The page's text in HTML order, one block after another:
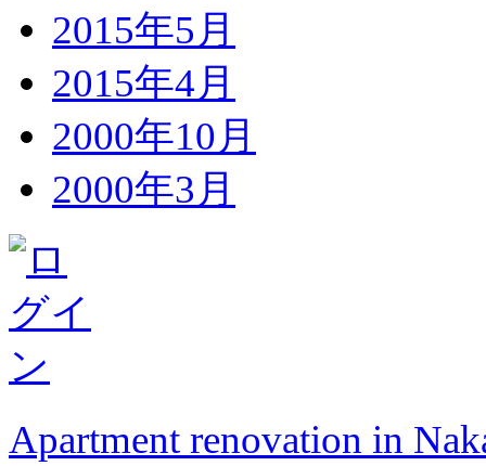
2015年5月
2015年4月
2000年10月
2000年3月
Apartment renovation in